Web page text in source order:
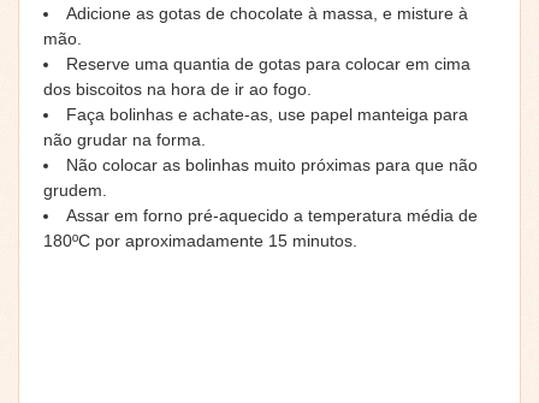
Adicione as gotas de chocolate à massa, e misture à
mão.
Reserve uma quantia de gotas para colocar em cima
dos biscoitos na hora de ir ao fogo.
Faça bolinhas e achate-as, use papel manteiga para
não grudar na forma.
Não colocar as bolinhas muito próximas para que não
grudem.
Assar em forno pré-aquecido a temperatura média de
180ºC por aproximadamente 15 minutos.